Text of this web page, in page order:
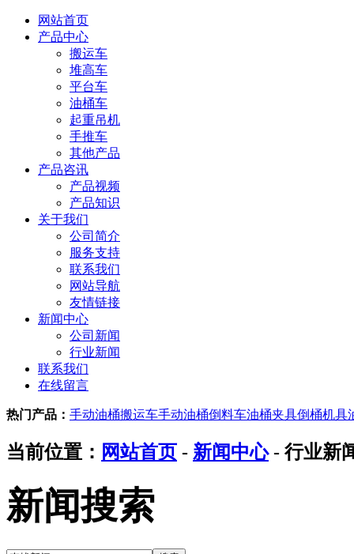
网站首页
产品中心
搬运车
堆高车
平台车
油桶车
起重吊机
手推车
其他产品
产品咨讯
产品视频
产品知识
关于我们
公司简介
服务支持
联系我们
网站导航
友情链接
新闻中心
公司新闻
行业新闻
联系我们
在线留言
热门产品： 手动油桶搬运车手动油桶倒料车油桶夹具倒桶机具
当前位置： 网站首页 - 新闻中心- 行业新
新闻搜索